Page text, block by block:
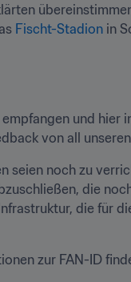
Fischt-Stadion in
und
von all
seien noch zu
die
die für
zur FAN-ID